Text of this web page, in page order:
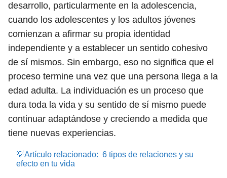
desarrollo, particularmente en la adolescencia,
cuando los adolescentes y los adultos jóvenes
comienzan a afirmar su propia identidad
independiente y a establecer un sentido cohesivo
de sí mismos. Sin embargo, eso no significa que el
proceso termine una vez que una persona llega a la
edad adulta. La individuación es un proceso que
dura toda la vida y su sentido de sí mismo puede
continuar adaptándose y creciendo a medida que
tiene nuevas experiencias.
💡Artículo relacionado: 6 tipos de relaciones y su
efecto en tu vida